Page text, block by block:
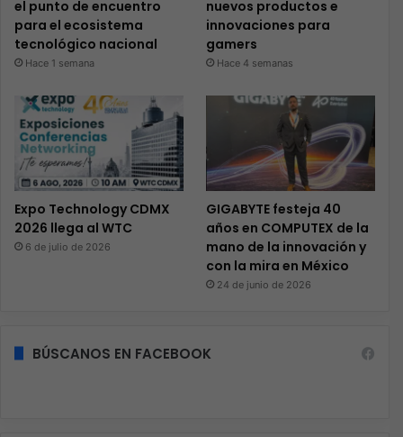
el punto de encuentro
para el ecosistema
tecnológico nacional
Hace 1 semana
nuevos productos e
innovaciones para
gamers
Hace 4 semanas
Expo Technology CDMX
2026 llega al WTC
6 de julio de 2026
GIGABYTE festeja 40
años en COMPUTEX de la
mano de la innovación y
con la mira en México
24 de junio de 2026
BÚSCANOS EN FACEBOOK